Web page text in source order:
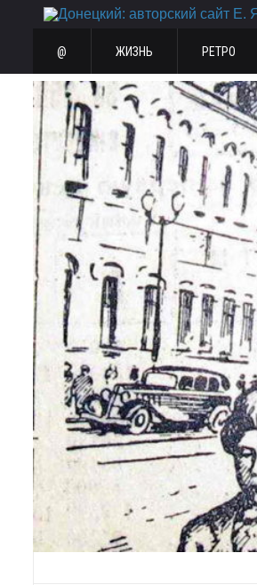
@ ЖИЗНЬ РЕТРО